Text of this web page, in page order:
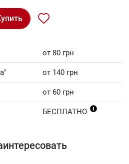
от 80 грн
от 140 грн
от 60 грн
БЕСПЛАТНО